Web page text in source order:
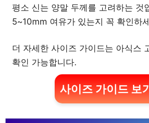
평소 신는 양말 두께를 고려하는 것
5~10mm 여유가 있는지 꼭 확인하
더 자세한 사이즈 가이드는 아식스
확인 가능합니다.
사이즈 가이드 보